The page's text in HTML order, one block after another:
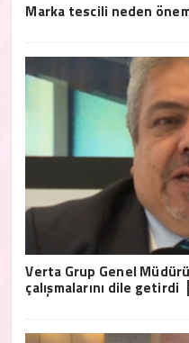
Marka tescili neden
Verta Grup Genel
çalışmalarını dile getirdi